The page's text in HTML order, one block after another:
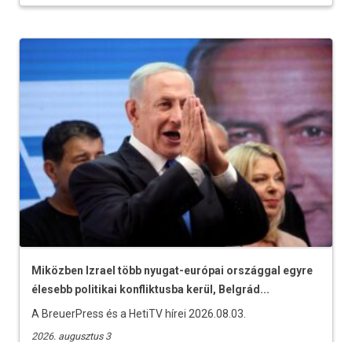
Miközben Izrael több nyugat-európai országgal egyre
élesebb politikai konfliktusba kerül, Belgrád...
A BreuerPress és a HetiTV hírei 2026.08.03.
2026. augusztus 3